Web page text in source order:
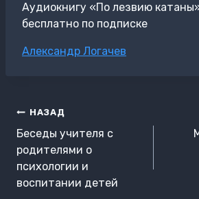
Аудиокнигу «По лезвию
бесплатно по подписке
Метки
Александр Логачев
Навигация
по
записям
НАЗАД
Беседы учителя с
родителями о
психологии и
воспитании детей